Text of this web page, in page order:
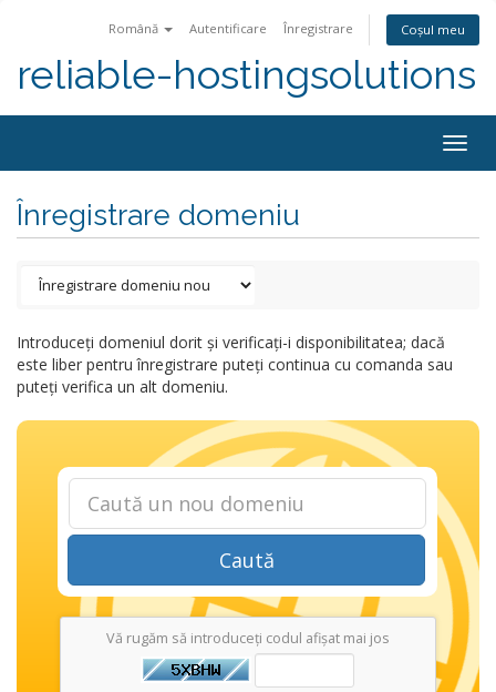
Română Autentificare Înregistrare Coșul meu
reliable-hostingsolutions
Înregistrare domeniu
Introduceți domeniul dorit și verificați-i disponibilitatea; dacă
este liber pentru înregistrare puteți continua cu comanda sau
puteți verifica un alt domeniu.
Caută
Vă rugăm să introduceți codul afișat mai jos